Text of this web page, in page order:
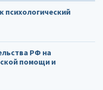
психологический
РФ на
помощи и